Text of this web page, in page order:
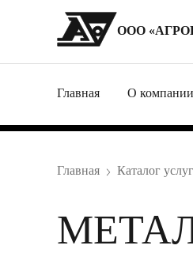
ООО
Главная О компании
Главная Каталог услуг